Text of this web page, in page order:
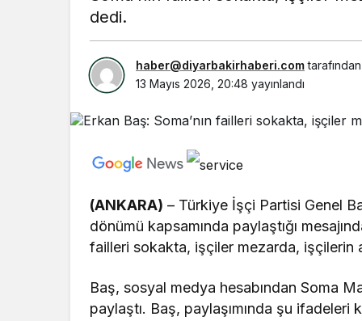
dedi.
haber@diyarbakirhaberi.com
13 Mayıs 2026, 20:48 yayınlandı
(ANKARA) – Türkiye İşçi Partisi Genel
dönümü kapsamında paylaştığı
failleri sokakta, işçiler mezarda, işçilerin
Baş, sosyal medya hesabından Soma
paylaştı. Baş, paylaşımında şu ifadeleri